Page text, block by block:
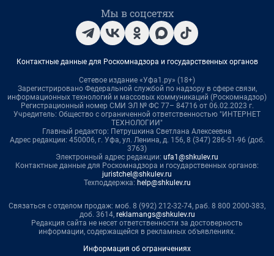
Мы в соцсетях
Контактные данные для Роскомнадзора и государственных органов
Сетевое издание «Уфа1.ру» (18+)
Зарегистрировано Федеральной службой по надзору в сфере связи,
информационных технологий и массовых коммуникаций (Роскомнадзор)
Регистрационный номер СМИ ЭЛ № ФС 77– 84716 от 06.02.2023 г.
Учредитель: Общество с ограниченной ответственностью "ИНТЕРНЕТ
ТЕХНОЛОГИИ"
Главный редактор: Петрушкина Светлана Алексеевна
Адрес редакции: 450006, г. Уфа, ул. Ленина, д. 156, 8 (347) 286-51-96 (доб.
3763)
Электронный адрес редакции: ufa1@shkulev.ru
Контактные данные для Роскомнадзора и государственных органов:
juristchel@shkulev.ru
Техподдержка: help@shkulev.ru
Связаться с отделом продаж: моб. 8 (992) 212-32-74, раб. 8 800 2000-383,
доб. 3614, reklamangs@shkulev.ru
Редакция сайта не несет ответственности за достоверность
информации, содержащейся в рекламных объявлениях.
Информация об ограничениях